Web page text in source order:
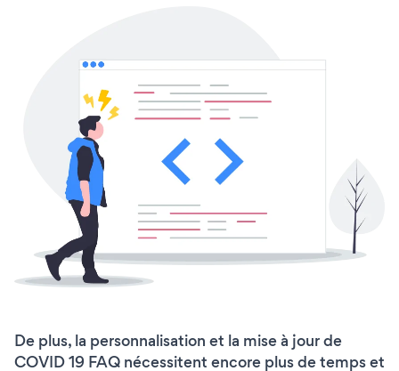
De plus, la personnalisation et la mise à jour de
COVID 19 FAQ nécessitent encore plus de temps et